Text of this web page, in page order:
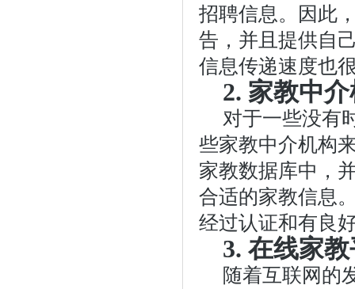
招聘信息。因此
告，并且提供自
信息传递速度也
2. 家教中
对于一些没有
些家教中介机构
家教数据库中，
合适的家教信息
经过认证和有良
3. 在线家
随着互联网的